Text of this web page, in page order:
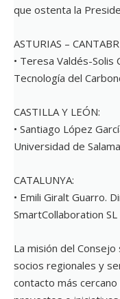
que ostenta la
ASTURIAS –
• Teresa Valdés-
Tecnología del
CASTILLA Y LEÓN:
• Santiago López
Universidad de
CATALUNYA:
• Emili Giralt Guarro.
SmartCollaboration SL
La misión del
socios regionales y
contacto más